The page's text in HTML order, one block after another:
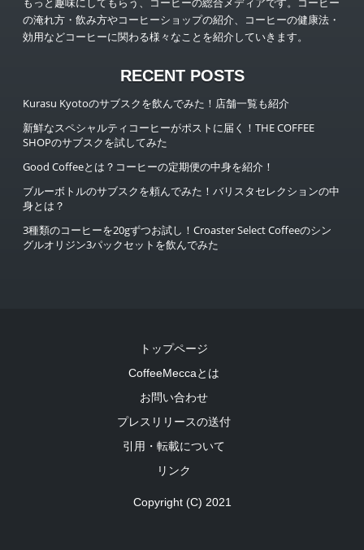
の淹れ方・飲み方やコーヒーショップの紹介、コーヒーの健康法・
効用などコーヒーに関わる様々なことを紹介していきます。
RECENT POSTS
Kurasu Kyotoのサブスクを飲んでみた！店舗一覧も紹介
新鮮なスペシャルティコーヒーがポストに届く！THE COFFEE
SHOPのサブスクを試してみた
Good Coffeeとは？コーヒーの定期便の中身を紹介！
ブルーボトルのサブスクを頼んでみた！バリスタセレクションの中
身とは？
3種類のコーヒーを20gずつお試し！Croaster Select Coffeeのシン
グルオリジン3パックセットを飲んでみた
トップページ
CoffeeMeccaとは
お問い合わせ
プレスリリースの送付
引用・転載について
リンク
Copyright (C) 2021